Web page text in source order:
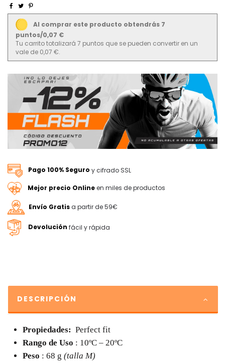
Al comprar este producto obtendrás 7
puntos/0,07 €
Tu carrito totalizará 7 puntos que se pueden convertir en un
vale de 0,07 €.
Pago 100% Seguro y cifrado SSL
Mejor precio Onlineen miles de productos
Envío Gratisa partir de 59€
Devolución fácil y rápida
DESCRIPCIÓN
Propiedades: Perfect fit
Rango de Uso : 10ºC – 20ºC
Peso : 68 g (talla M)